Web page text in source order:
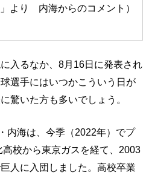
より 内海からのコメント）
入るなか、8月16日に発表され
選手にはいつかこういう日が
驚いた方も多いでしょう。
内海は、今季（2022年）でプ
校から東京ガスを経て、2003
人に入団しました。高校卒業